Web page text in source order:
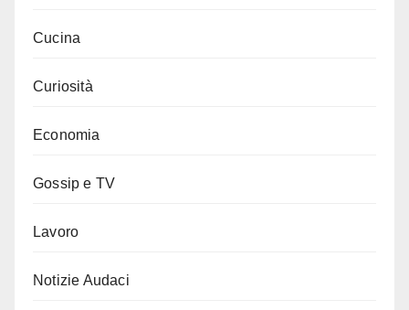
Cucina
Curiosità
Economia
Gossip e TV
Lavoro
Notizie Audaci